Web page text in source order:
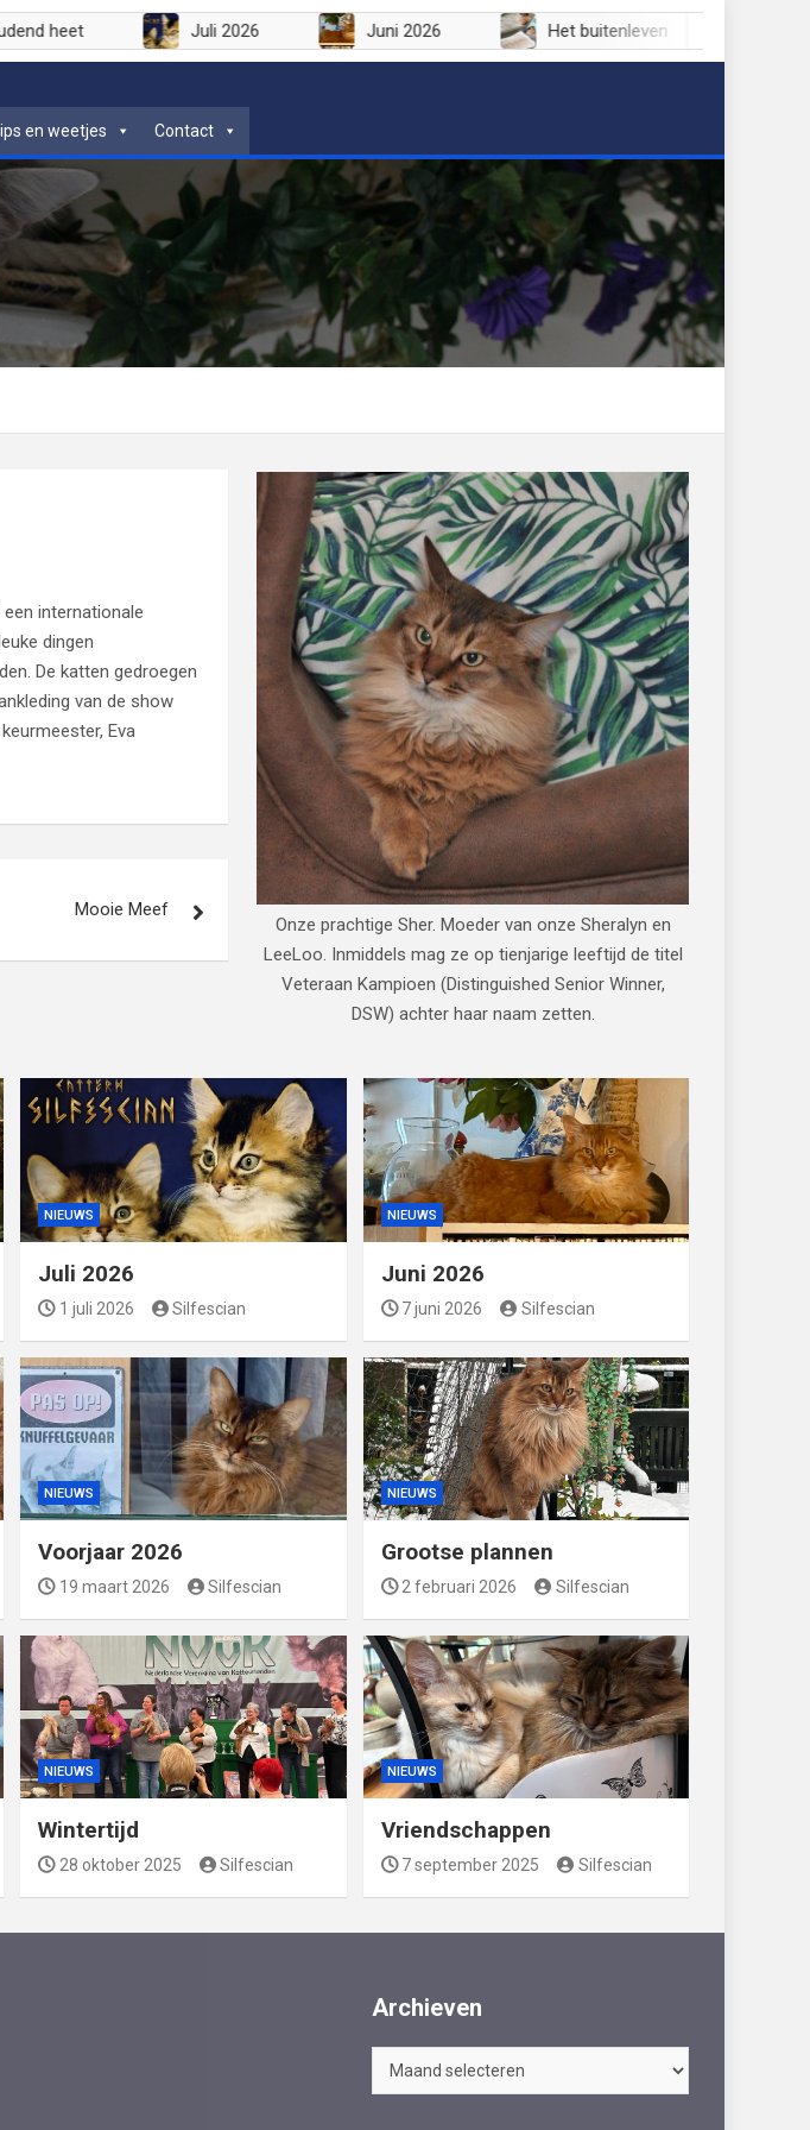
heet Juli 2026 Juni 2026 Het buitenleven
en weetjes Contact
internationale
dingen
De katten gedroegen
van de show
Eva
Mooie Meef
Onze prachtige Sher. Moeder van onze Sheralyn en
LeeLoo. Inmiddels mag ze op tienjarige leeftijd de titel
Veteraan Kampioen (Distinguished Senior Winner,
DSW) achter haar naam zetten.
NIEUWS
Juli 2026
1 juli 2026 Silfescian
NIEUWS
Juni 2026
7 juni 2026 Silfescian
NIEUWS
Voorjaar 2026
19 maart 2026 Silfescian
NIEUWS
Grootse plannen
2 februari 2026 Silfescian
NIEUWS
Wintertijd
28 oktober 2025 Silfescian
NIEUWS
Vriendschappen
7 september 2025 Silfescian
Archieven
Archieven